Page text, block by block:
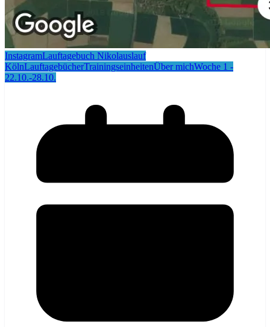
InstagramLauftagebuch Nikolauslauf
KölnLauftagebücherTrainingseinheitenÜber michWoche 1 -
22.10.-28.10.